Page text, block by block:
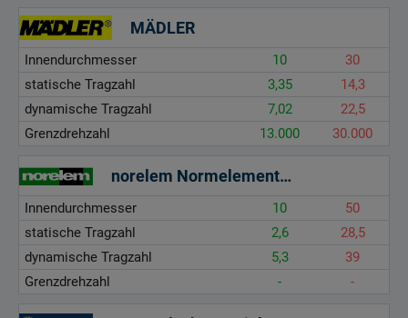
MÄDLER
Innendurchmesser 10
30
statische Tragzahl
3,35
14,3
dynamische Tragzahl
7,02
22,5
Grenzdrehzahl
13.000 30.000
norelem Normelemente GmbH & Co. KG
Innendurchmesser 10
50
statische Tragzahl
2,6
28,5
dynamische Tragzahl
5,3
39
Grenzdrehzahl
- -